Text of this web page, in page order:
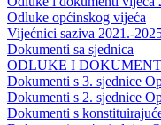
Odluke općinskog vijeća
Vijećnici saziva 2021.-
Dokumenti sa sjednica
ODLUKE I
Dokumenti s 3. sjednice
Dokumenti s 2. sjednice
Dokumenti s